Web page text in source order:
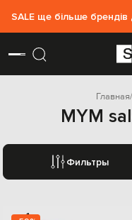
SALE ще більше
Главная
MYM
Фильтры